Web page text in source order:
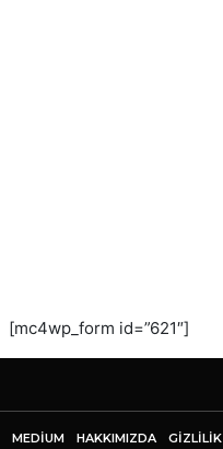
[mc4wp_form id=”621″]
MEDIUM HAKKIMIZDA GİZLİLİK